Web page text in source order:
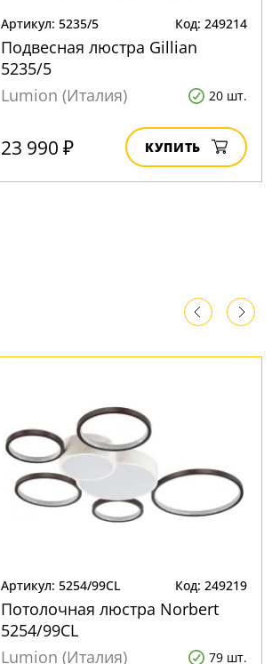
Артикул: 5235/5 Код: 249214
Подвесная люстра Gillian
5235/5
Lumion (Италия)
20 шт.
23 990 ₽ КУПИТЬ
Артикул: 5254/99CL Код: 249219
Потолочная люстра Norbert
5254/99CL
Lumion (Италия)
79 шт.